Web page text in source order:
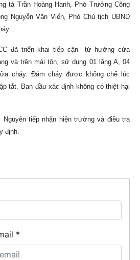
tá Trần Hoàng Hanh, Phó Trưởng Công
Nguyễn Văn Viển, Phó Chủ tịch UBND
đã triển khai tiếp cận từ hướng cửa
và trên mái tôn, sử dụng 01 lăng A, 04
cháy. Đám cháy được khống chế lúc
tắt. Ban đầu xác định không có thiệt hại
Nguyên tiếp nhận hiện trường và điều tra
định.
*